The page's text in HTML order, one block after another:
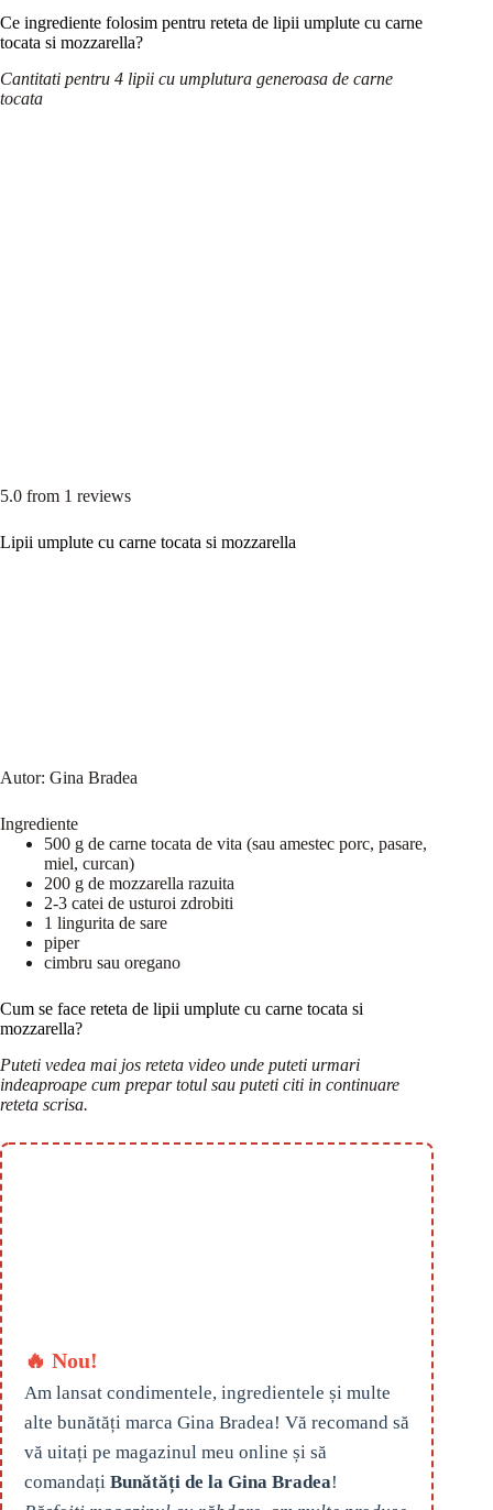
Ce ingrediente folosim pentru reteta de lipii umplute cu carne
tocata si mozzarella?
Cantitati pentru 4 lipii cu umplutura generoasa de carne
tocata
5.0 from 1 reviews
Lipii umplute cu carne tocata si mozzarella
Autor: Gina Bradea
Ingrediente
500 g de carne tocata de vita (sau amestec porc, pasare,
miel, curcan)
200 g de mozzarella razuita
2-3 catei de usturoi zdrobiti
1 lingurita de sare
piper
cimbru sau oregano
Cum se face reteta de lipii umplute cu carne tocata si
mozzarella?
Puteti vedea mai jos reteta video unde puteti urmari
indeaproape cum prepar totul sau puteti citi in continuare
reteta scrisa.
🔥 Nou!
Am lansat condimentele, ingredientele și multe
alte bunătăți marca Gina Bradea! Vă recomand să
vă uitați pe magazinul meu online și să
comandați Bunătăți de la Gina Bradea!